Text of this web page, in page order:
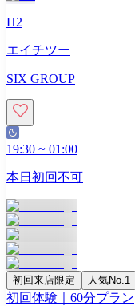
H2
エイチツー
SIX GROUP
19:30 ~ 01:00
本日初回不可
初回来店限定 人気No.1
初回体験｜60分プラン